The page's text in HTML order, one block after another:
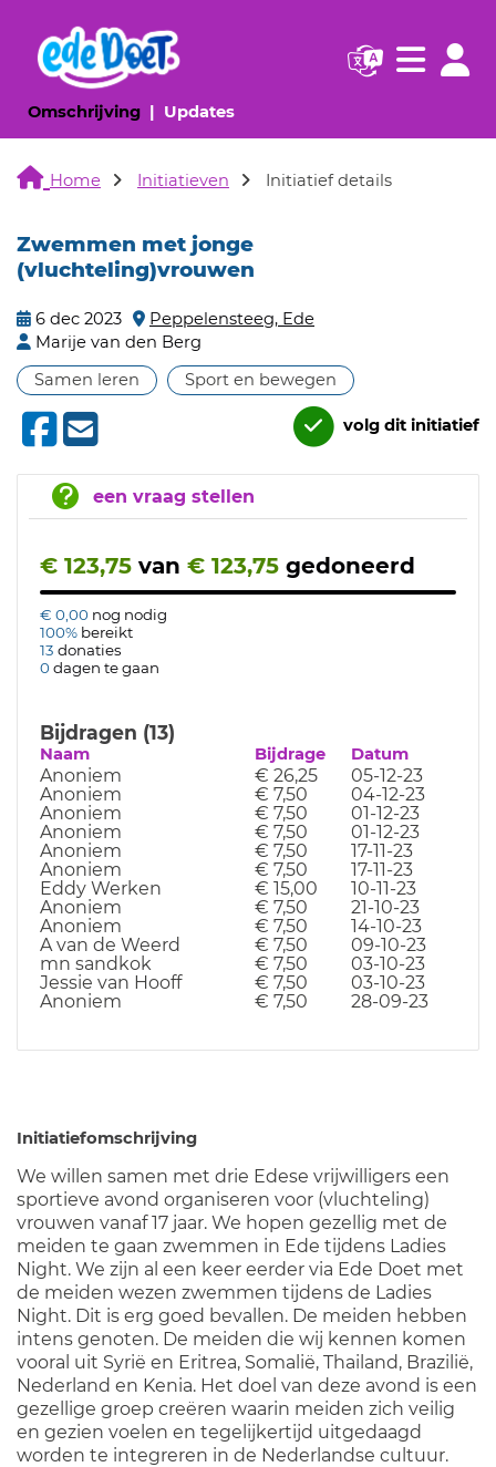
Omschrijving(huidige pagina)
Updates(huidige pagina)
Navigatie
Home Initiatieven Initiatief details
Zwemmen met jonge
(vluchteling)vrouwen
6 dec 2023
Peppelensteeg, Ede
Marije van den Berg
Samen leren
Sport en bewegen
volg dit initiatief
een vraag stellen
€ 123,75 van € 123,75 gedoneerd
€ 0,00 nog nodig
100% bereikt
13 donaties
0dagen te gaan
Bijdragen (13)
Naam Bijdrage Datum
Anoniem € 26,25
05-12-23
Anoniem
€ 7,50
04-12-23
Anoniem
€ 7,50
01-12-23
Anoniem
€ 7,50
01-12-23
Anoniem
€ 7,50
17-11-23
Anoniem
€ 7,50
17-11-23
Eddy Werken
€ 15,00
10-11-23
Anoniem
€ 7,50
21-10-23
Anoniem
€ 7,50
14-10-23
A van de Weerd
€ 7,50
09-10-23
mn sandkok
€ 7,50
03-10-23
Jessie van Hooff
€ 7,50
03-10-23
Anoniem
€ 7,50 28-09-23
Initiatiefomschrijving
We willen samen met drie Edese vrijwilligers een
sportieve avond organiseren voor (vluchteling)
vrouwen vanaf 17 jaar. We hopen gezellig met de
meiden te gaan zwemmen in Ede tijdens Ladies
Night. We zijn al een keer eerder via Ede Doet met
de meiden wezen zwemmen tijdens de Ladies
Night. Dit is erg goed bevallen. De meiden hebben
intens genoten. De meiden die wij kennen komen
vooral uit Syrië en Eritrea, Somalië, Thailand, Brazilië,
Nederland en Kenia. Het doel van deze avond is een
gezellige groep creëren waarin meiden zich veilig
en gezien voelen en tegelijkertijd uitgedaagd
worden te integreren in de Nederlandse cultuur.